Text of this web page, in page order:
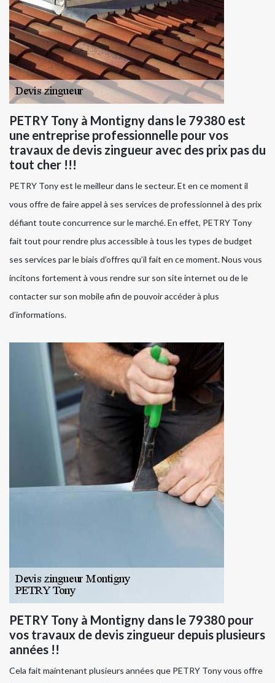
PETRY Tony à Montigny dans le 79380 est
une entreprise professionnelle pour vos
travaux de devis zingueur avec des prix pas du
tout cher !!!
PETRY Tony est le meilleur dans le secteur. Et en ce moment il
vous offre de faire appel à ses services de professionnel à des prix
défiant toute concurrence sur le marché. En effet, PETRY Tony
fait tout pour rendre plus accessible à tous les types de budget
ses services par le biais d’offres qu’il fait en ce moment. Nous vous
incitons fortement à vous rendre sur son site internet ou de le
contacter sur son mobile afin de pouvoir accéder à plus
d’informations.
PETRY Tony à Montigny dans le 79380 pour
vos travaux de devis zingueur depuis plusieurs
années !!
Cela fait maintenant plusieurs années que PETRY Tony vous offre